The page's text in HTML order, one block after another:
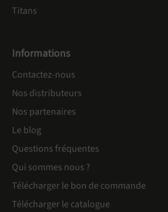
Titans
Informations
Contactez-nous
Nos distributeurs
Nos partenaires
Le blog
Questions fréquentes
Qui sommes nous ?
Télécharger le bon de commande
Télécharger le catalogue